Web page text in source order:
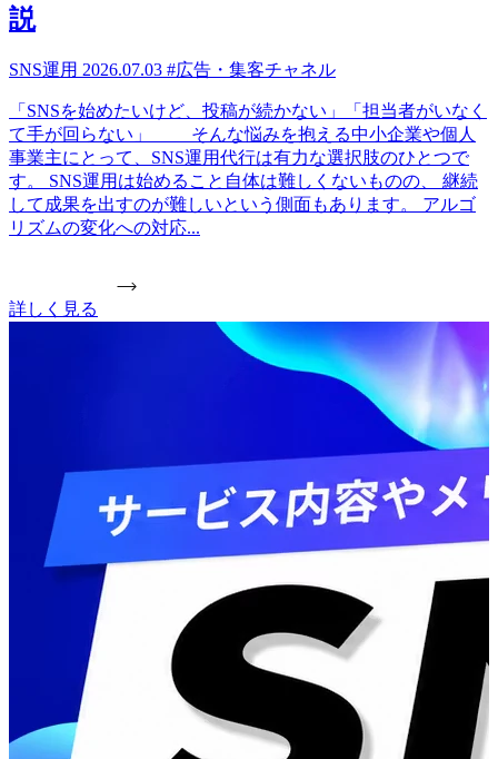
説
SNS運用 2026.07.03 #広告・集客チャネル
「SNSを始めたいけど、投稿が続かない」「担当者がいなく
て手が回らない」 ____そんな悩みを抱える中小企業や個人
事業主にとって、SNS運用代行は有力な選択肢のひとつで
す。 SNS運用は始めること自体は難しくないものの、 継続
して成果を出すのが難しいという側面もあります。 アルゴ
リズムの変化への対応...
詳しく見る